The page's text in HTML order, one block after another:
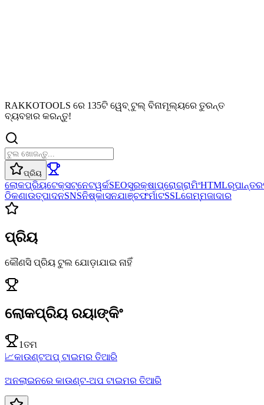
RAKKOTOOLS ରେ 135ଟି ୱେବ୍ ଟୁଲ୍ ବିନାମୂଲ୍ୟରେ ତୁରନ୍ତ
ବ୍ୟବହାର କରନ୍ତୁ!
ପ୍ରିୟ
ଲୋକପ୍ରିୟଟେକ୍ସଟ୍ନେଟୱର୍କSEOସୁରକ୍ଷାପ୍ରୋଗ୍ରାମିଂHTMLରୂପାନ୍ତର
ଠିକଣାଉତ୍ପାଦନSNSନିଷ୍କାସନଯାଞ୍ଚଫର୍ମାଟSSLଗେମ୍ମଜାଦାର
ପ୍ରିୟ
କୌଣସି ପ୍ରିୟ ଟୁଲ ଯୋଡ଼ାଯାଇ ନାହିଁ
ଲୋକପ୍ରିୟ ରୟାଙ୍କିଂ
1ତମ
📈କାଉଣ୍ଟଅପ୍ ଟାଇମର ତିଆରି
ଅନଲାଇନରେ କାଉଣ୍ଟ-ଅପ ଟାଇମର ତିଆରି